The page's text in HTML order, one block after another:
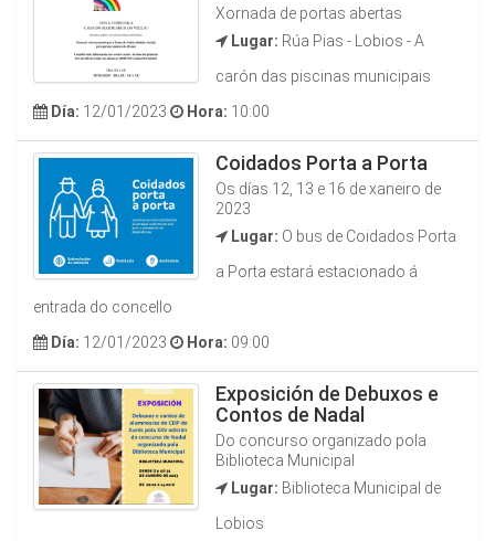
Xornada de portas abertas
Lugar: Rúa Pias - Lobios - A
carón das piscinas municipais
Día: 12/01/2023 Hora: 10:00
Coidados Porta a Porta
Os días 12, 13 e 16 de xaneiro de
2023
Lugar: O bus de Coidados Porta
a Porta estará estacionado á
entrada do concello
Día: 12/01/2023 Hora: 09:00
Exposición de Debuxos e
Contos de Nadal
Do concurso organizado pola
Biblioteca Municipal
Lugar: Biblioteca Municipal de
Lobios